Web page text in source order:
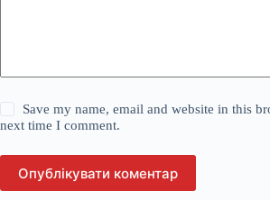
Save my name, email and website in this
next time I comment.
Опублікувати коментар